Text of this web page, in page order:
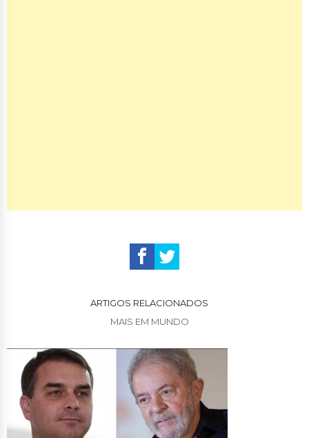
ARTIGOS RELACIONADOS
MAIS EM MUNDO